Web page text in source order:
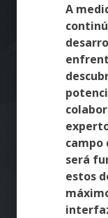
A
campo
será
estos